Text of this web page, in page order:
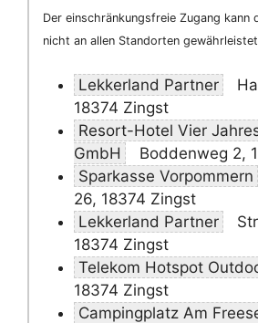
Der einschränkungsfreie Zugang kann
nicht an allen Standorten
Lekkerland Partner
18374 Zingst
Resort-Hotel Vier
GmbH
Boddenweg 2,
Sparkasse Vorpommern
26, 18374 Zingst
Lekkerland Partner
18374 Zingst
Telekom Hotspot
18374 Zingst
Campingplatz Am